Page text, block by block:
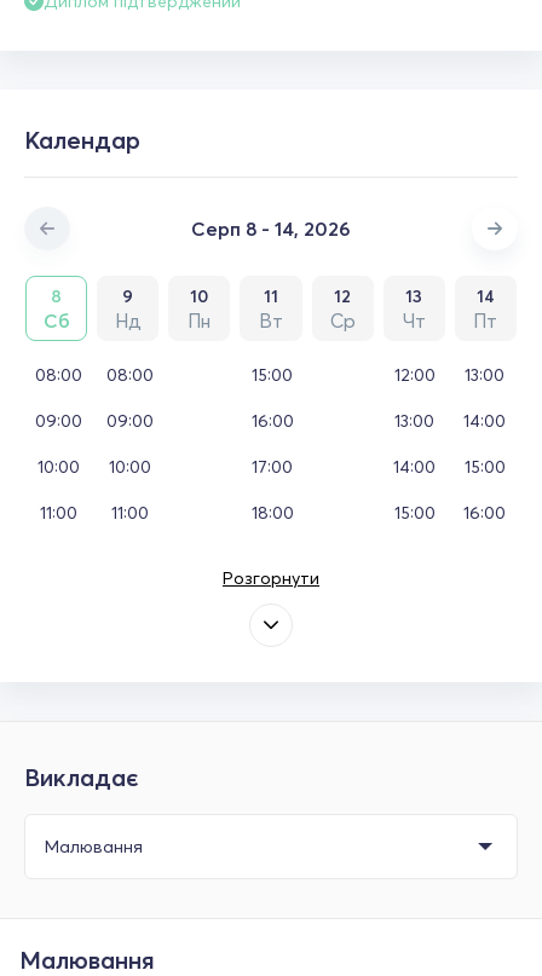
Календар
Серп 8 - 14, 2026
8
Сб
9
Нд
10
Пн
11
Вт
12
Ср
13
Чт
14
Пт
08:00
09:00
10:00
11:00
08:00
09:00
10:00
11:00
15:00
16:00
17:00
18:00
12:00
13:00
14:00
15:00
13:00
14:00
15:00
16:00
Розгорнути
Викладає
Малювання